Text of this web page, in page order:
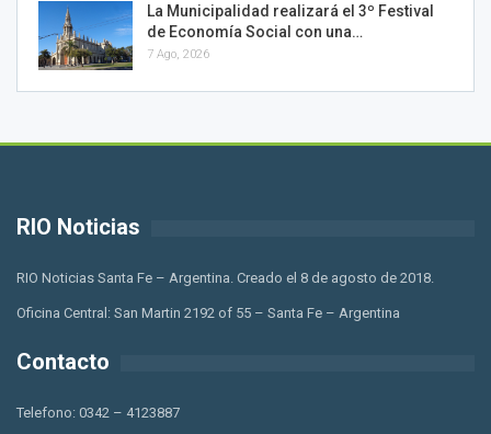
La Municipalidad realizará el 3º Festival
de Economía Social con una…
7 Ago, 2026
RIO Noticias
RIO Noticias Santa Fe – Argentina. Creado el 8 de agosto de 2018.
Oficina Central: San Martin 2192 of 55 – Santa Fe – Argentina
Contacto
Telefono: 0342 – 4123887